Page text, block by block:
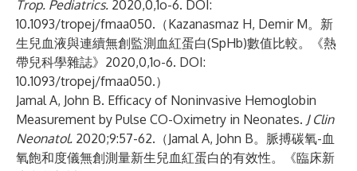
Trop. Pediatrics. 2020,0,1o-6. DOI:
10.1093/tropej/fmaa050.（Kazanasmaz H, Demir M。新
生兒血液與連續無創監測血紅蛋白(SpHb)數值比較。《熱
帶兒科學雜誌》2020,0,1o-6. DOI:
10.1093/tropej/fmaa050.）
Jamal A, John B. Efficacy of Noninvasive Hemoglobin
Measurement by Pulse CO-Oximetry in Neonates. J Clin
Neonatol. 2020;9:57-62.（Jamal A, John B。脈搏碳氧-血
氧飽和度儀無創測量新生兒血紅蛋白的有效性。《臨床新